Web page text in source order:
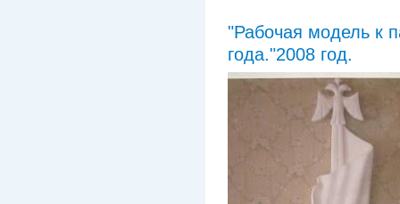
"Рабочая модель к
года."2008 год.